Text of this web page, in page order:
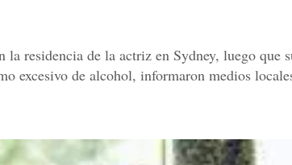
residencia de la actriz en Sydney, luego que
excesivo de alcohol, informaron medios